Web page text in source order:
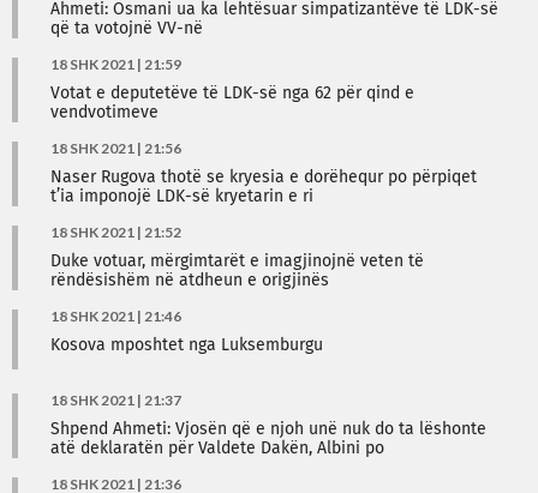
Ahmeti: Osmani ua ka lehtësuar simpatizantëve të LDK-së
që ta votojnë VV-në
18 SHK 2021 | 21:59
Votat e deputetëve të LDK-së nga 62 për qind e
vendvotimeve
18 SHK 2021 | 21:56
Naser Rugova thotë se kryesia e dorëhequr po përpiqet
t’ia imponojë LDK-së kryetarin e ri
18 SHK 2021 | 21:52
Duke votuar, mërgimtarët e imagjinojnë veten të
rëndësishëm në atdheun e origjinës
18 SHK 2021 | 21:46
Kosova mposhtet nga Luksemburgu
18 SHK 2021 | 21:37
Shpend Ahmeti: Vjosën që e njoh unë nuk do ta lëshonte
atë deklaratën për Valdete Dakën, Albini po
18 SHK 2021 | 21:36